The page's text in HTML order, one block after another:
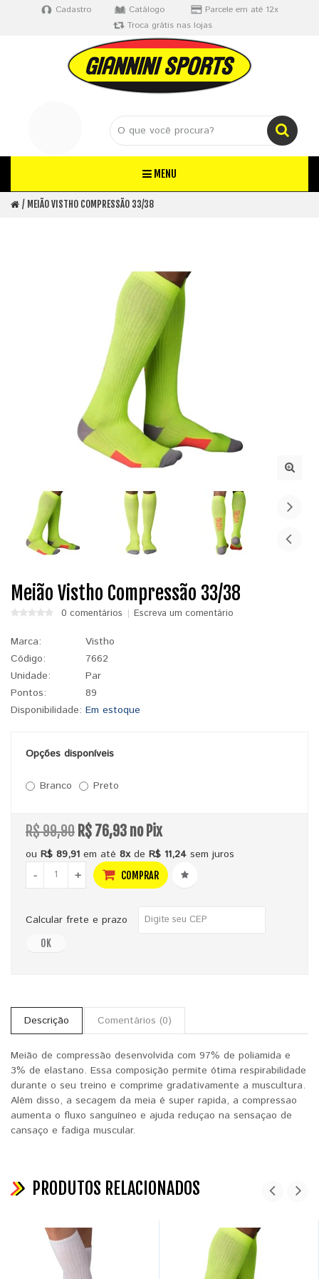
Cadastro Catálogo
Parcele em até 12x
Troca grátis nas lojas
MENU
MEIÃO VISTHO COMPRESSÃO 33/38
Meião Vistho Compressão 33/38
0 comentários Escreva um comentário
Marca:
Vistho
Código:
7662
Unidade:
Par
Pontos:
89
Disponibilidade: Em estoque
Opções disponíveis
Branco Preto
R$ 99,90 R$ 76,93 no Pix
ou R$ 89,91 em até 8xde R$ 11,24 sem juros
-
+ COMPRAR
Calcular frete e prazo
OK
Descrição Comentários (0)
Meião de compressão desenvolvida com 97% de poliamida e
3% de elastano. Essa composição permite ótima respirabilidade
durante o seu treino e comprime gradativamente a muscultura.
Além disso, a secagem da meia é super rapida, a compressao
aumenta o fluxo sanguíneo e ajuda reduçao na sensaçao de
cansaço e fadiga muscular.
PRODUTOS RELACIONADOS